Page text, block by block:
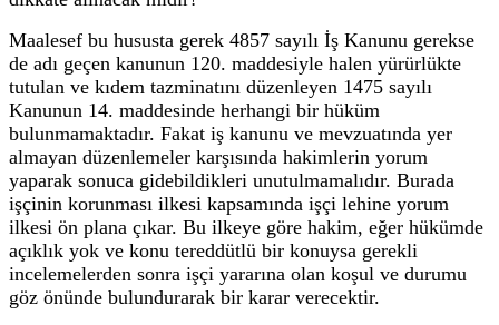
Maalesef bu hususta gerek 4857 sayılı İş Kanunu gerekse
de adı geçen kanunun 120. maddesiyle halen yürürlükte
tutulan ve kıdem tazminatını düzenleyen 1475 sayılı
Kanunun 14. maddesinde herhangi bir hüküm
bulunmamaktadır. Fakat iş kanunu ve mevzuatında yer
almayan düzenlemeler karşısında hakimlerin yorum
yaparak sonuca gidebildikleri unutulmamalıdır. Burada
işçinin korunması ilkesi kapsamında işçi lehine yorum
ilkesi ön plana çıkar. Bu ilkeye göre hakim, eğer hükümde
açıklık yok ve konu tereddütlü bir konuysa gerekli
incelemelerden sonra işçi yararına olan koşul ve durumu
göz önünde bulundurarak bir karar verecektir.